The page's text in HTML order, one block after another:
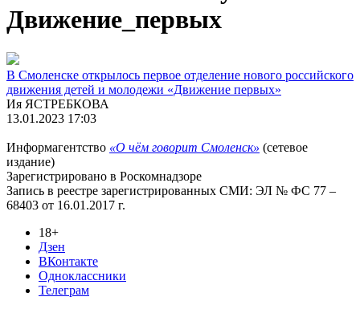
Движение_первых
В Смоленске открылось первое отделение нового российского
движения детей и молодежи «Движение первых»
Ия ЯСТРЕБКОВА
13.01.2023 17:03
Информагентство «О чём говорит Смоленск» (сетевое
издание)
Зарегистрировано в Роскомнадзоре
Запись в реестре зарегистрированных СМИ: ЭЛ № ФС 77 –
68403 от 16.01.2017 г.
18+
Дзен
ВКонтакте
Одноклассники
Телеграм